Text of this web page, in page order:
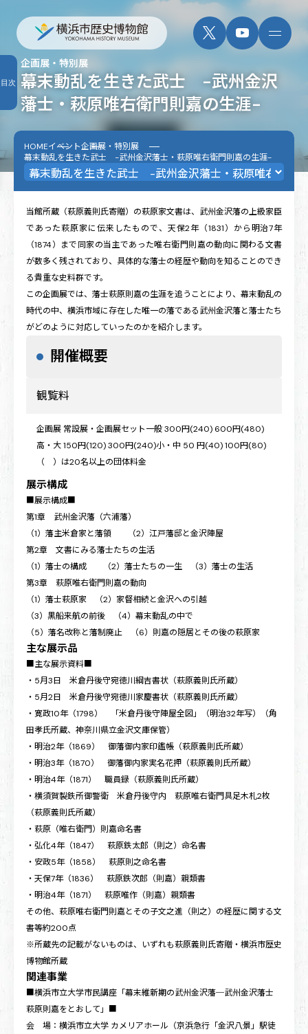
幕末動乱を生きた武士 -武州金沢
藩士・萩原唯右衛門則嘉の生涯-
企画展・特別展
HOMEイベント企画展・特別展
幕末動乱を生きた武士 -武州金沢藩士・萩原唯右衛門則嘉の生涯-
当館所蔵（萩原義則氏寄贈）の萩原家文書は、武州金沢藩の上級家臣
であった萩原家に伝来したもので、天保2年（1831）から明治7年
（1874）まで同家の当主であった唯右衛門則嘉の動向に関わる文書
が数多く残されており、具体的な藩士の経歴や動向を知ることのでき
る貴重な史料群です。
この企画展では、藩士萩原則嘉の生涯を追うことにより、幕末動乱の
時代の中、横浜市域に存在した唯一の藩である武州金沢藩と藩士たち
がどのように対応していったのかを紹介します。
開催概要
観覧料
企画展 常設展・企画展セット一般 300円(240) 600円(480)
高・大 150円(120) 300円(240)小・中 50 円(40) 100円(80)
（ ）は20名以上の団体料金
展示構成
■展示構成■
第1章 武州金沢藩（六浦藩）
（1）藩主米倉家と藩領 （2）江戸藩邸と金沢陣屋
第2章 文書にみる藩士たちの生活
（1）藩士の構成 （2）藩士たちの一生 （3）藩士の生活
第3章 萩原唯右衛門則嘉の動向
（1）藩士萩原家 （2）家督相続と金沢への引越
（3）黒船来航の前後 （4）幕末動乱の中で
（5）藩名改称と藩制廃止 （6）則嘉の隠居とその後の萩原家
主な展示品
■主な展示資料■
・5月3日 米倉丹後守宛徳川綱吉書状（萩原義則氏所蔵）
・5月2日 米倉丹後守宛徳川家慶書状（萩原義則氏所蔵）
・寛政10年（1798） 「米倉丹後守陣屋全図」（明治32年写）（角
田孝氏所蔵、神奈川県立金沢文庫保管）
・明治2年（1869） 御藩御内家印鑑帳（萩原義則氏所蔵）
・明治3年（1870） 御藩御内家実名花押（萩原義則氏所蔵）
・明治4年（1871） 職員録（萩原義則氏所蔵）
・横須賀製鉄所御警衛 米倉丹後守内 萩原唯右衛門具足木札2枚
（萩原義則氏所蔵）
・萩原（唯右衛門）則嘉命名書
・弘化4年（1847） 萩原鉄太郎（則之）命名書
・安政5年（1858） 萩原則之命名書
・天保7年（1836） 萩原鉄次郎（則嘉）親類書
・明治4年（1871） 萩原唯作（則嘉）親類書
その他、萩原唯右衛門則嘉とその子文之進（則之）の経歴に関する文
書等約200点
※所蔵先の記載がないものは、いずれも萩原義則氏寄贈・横浜市歴史
博物館所蔵
関連事業
■横浜市立大学市民講座「幕末維新期の武州金沢藩─武州金沢藩士
萩原則嘉をとおして」■
会 場：横浜市立大学 カメリアホール（京浜急行「金沢八景」駅徒
目次